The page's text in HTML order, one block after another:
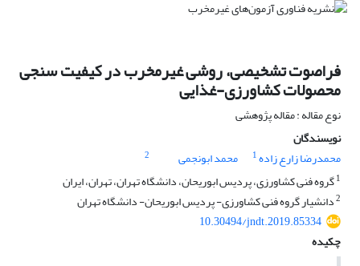
فراصوت تشخیصی، روشی غیرمخرب در کیفیت سنجی
محصولات کشاورزی-غذایی
نوع مقاله : مقاله پژوهشی
نویسندگان
محمدرضا زارع زاده1 محمد ابونجمی
2
1گروه فنی کشاورزی، پردیس ابوریحان، دانشگاه تهران، تهران، ایران
2دانشیار گروه فنی کشاورزی- پردیس ابوریحان- دانشگاه تهران
10.30494/jndt.2019.85334
چکیده